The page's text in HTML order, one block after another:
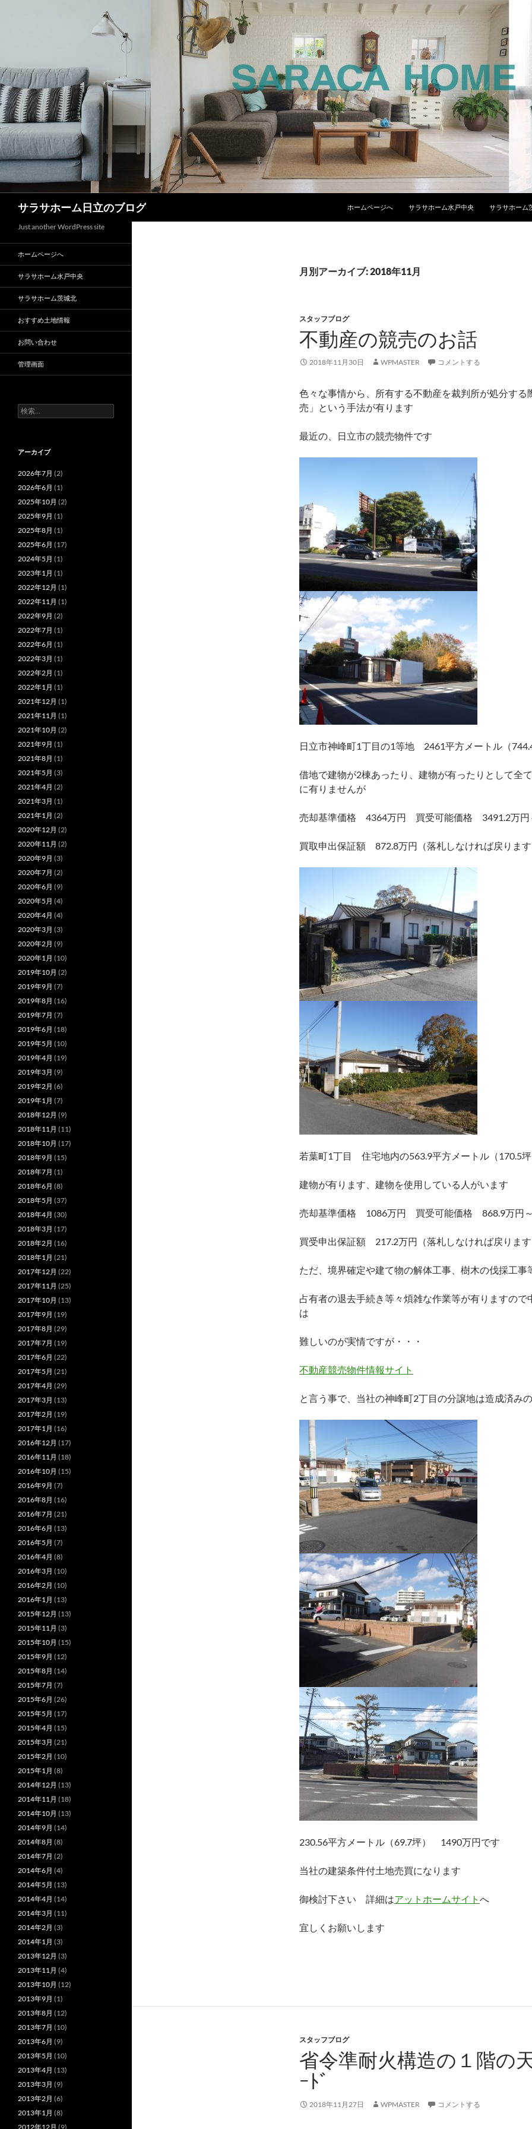
サラサホーム日立のブログ
ホームページへ
サラサホーム水戸中央 サラサホーム
月別アーカイブ: 2018年11月
スタッフブログ
不動産の競売のお話
2018年11月30日 WPMASTER コメントする
色々な事情から、所有する不動産を裁判所が処分する
売」という手法が有ります
最近の、日立市の競売物件です
日立市神峰町1丁目の1等地 2461平方メートル（
借地で建物が2棟あったり、建物が有ったりとして全
に有りませんが
売却基準価格 4364万円 買受可能価格 3491.2万円
買取申出保証額 872.8万円（落札しなければ戻りま
若葉町1丁目 住宅地内の563.9平方メートル（170.5
建物が有ります、建物を使用している人がいます
売却基準価格 1086万円 買受可能価格 868.9万円
買受申出保証額 217.2万円（落札しなければ戻りま
ただ、境界確定や建て物の解体工事、樹木の伐採工事
占有者の退去手続き等々煩雑な作業等が有りますので
は
難しいのが実情ですが・・・
不動産競売物件情報サイト
と言う事で、当社の神峰町2丁目の分譲地は造成済み
230.56平方メートル（69.7坪） 1490万円です
当社の建築条件付土地売買になります
御検討下さい 詳細はアットホームサイト へ
宜しくお願いします
スタッフブログ
省令準耐火構造の１階の
ｰﾄﾞ
2018年11月27日 WPMASTER コメントする
Just another WordPress site
ホームページへ
サラサホーム水戸中央
サラサホーム茨城北
おすすめ土地情報
お問い合わせ
管理画面
検
索:
アーカイブ
2026年7月 (2)
2026年6月 (1)
2025年10月 (2)
2025年9月 (1)
2025年8月 (1)
2025年6月 (17)
2024年5月 (1)
2023年1月 (1)
2022年12月 (1)
2022年11月 (1)
2022年9月 (2)
2022年7月 (1)
2022年6月 (1)
2022年3月 (1)
2022年2月 (1)
2022年1月 (1)
2021年12月 (1)
2021年11月 (1)
2021年10月 (2)
2021年9月 (1)
2021年8月 (1)
2021年5月 (3)
2021年4月 (2)
2021年3月 (1)
2021年1月 (2)
2020年12月 (2)
2020年11月 (2)
2020年9月 (3)
2020年7月 (2)
2020年6月 (9)
2020年5月 (4)
2020年4月 (4)
2020年3月 (3)
2020年2月 (9)
2020年1月 (10)
2019年10月 (2)
2019年9月 (7)
2019年8月 (16)
2019年7月 (7)
2019年6月 (18)
2019年5月 (10)
2019年4月 (19)
2019年3月 (9)
2019年2月 (6)
2019年1月 (7)
2018年12月 (9)
2018年11月 (11)
2018年10月 (17)
2018年9月 (15)
2018年7月 (1)
2018年6月 (8)
2018年5月 (37)
2018年4月 (30)
2018年3月 (17)
2018年2月 (16)
2018年1月 (21)
2017年12月 (22)
2017年11月 (25)
2017年10月 (13)
2017年9月 (19)
2017年8月 (29)
2017年7月 (19)
2017年6月 (22)
2017年5月 (21)
2017年4月 (29)
2017年3月 (13)
2017年2月 (19)
2017年1月 (16)
2016年12月 (17)
2016年11月 (18)
2016年10月 (15)
2016年9月 (7)
2016年8月 (16)
2016年7月 (21)
2016年6月 (13)
2016年5月 (7)
2016年4月 (8)
2016年3月 (10)
2016年2月 (10)
2016年1月 (13)
2015年12月 (13)
2015年11月 (3)
2015年10月 (15)
2015年9月 (12)
2015年8月 (14)
2015年7月 (7)
2015年6月 (26)
2015年5月 (17)
2015年4月 (15)
2015年3月 (21)
2015年2月 (10)
2015年1月 (8)
2014年12月 (13)
2014年11月 (18)
2014年10月 (13)
2014年9月 (14)
2014年8月 (8)
2014年7月 (2)
2014年6月 (4)
2014年5月 (13)
2014年4月 (14)
2014年3月 (11)
2014年2月 (3)
2014年1月 (3)
2013年12月 (3)
2013年11月 (4)
2013年10月 (12)
2013年9月 (1)
2013年8月 (12)
2013年7月 (10)
2013年6月 (9)
2013年5月 (10)
2013年4月 (13)
2013年3月 (9)
2013年2月 (6)
2013年1月 (8)
2012年12月 (9)